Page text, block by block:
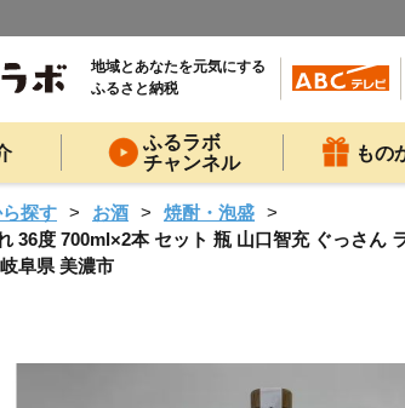
地域とあなたを元気にする
ふるさと納税
ふるラボ
チャンネル
もの
ら探す お酒
焼酎・泡盛
36度 700ml×2本 セット 瓶 山口智充 ぐっさん
阜県 美濃市